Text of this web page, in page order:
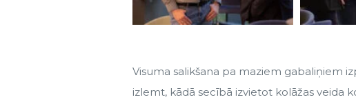
Visuma salikšana pa maziem gabaliņiem
izlemt, kādā secībā izvietot kolāžas veida